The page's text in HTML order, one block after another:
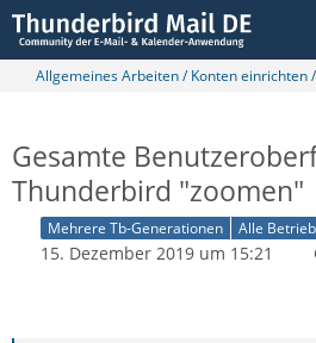
Allgemeines Arbeiten / Konten einrichten
Gesamte
Thunderbird "zoomen"
Mehrere Tb-Generationen Alle
15. Dezember 2019 um 15:21